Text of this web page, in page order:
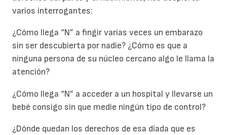
varios interrogantes:
¿Cómo llega “N” a fingir varias veces un embarazo
sin ser descubierta por nadie? ¿Cómo es que a
ninguna persona de su núcleo cercano algo le llama la
atención?
¿Cómo llega “N” a acceder a un hospital y llevarse un
bebé consigo sin que medie ningún tipo de control?
¿Dónde quedan los derechos de esa díada que es